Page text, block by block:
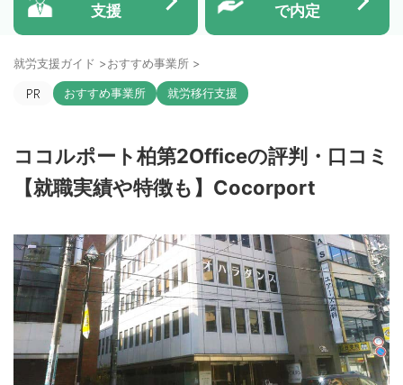
支援
で内定
就労支援ガイド >おすすめ事業所 >
おすすめ事業所 就労移行支援
ココルポート柏第2Officeの評判・口コミ
【就職実績や特徴も】Cocorport